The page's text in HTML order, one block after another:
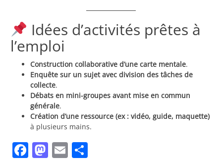
Idées d’activités prêtes à
l’emploi
Construction collaborative d’une carte mentale.
Enquête sur un sujet avec division des tâches de
collecte.
Débats en mini-groupes avant mise en commun
générale.
Création d’une ressource (ex : vidéo, guide, maquette)
à plusieurs mains.
Facebook
Mastodon
Email